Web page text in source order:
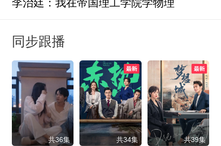
李治廷：我在帝国理工学院学物理
同步跟播
共36集 共34集 共39集